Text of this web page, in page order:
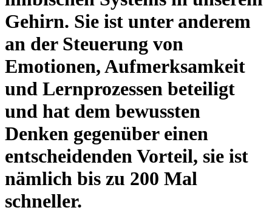
Gehirn. Sie ist unter anderem
an der Steuerung von
Emotionen, Aufmerksamkeit
und Lernprozessen beteiligt
und hat dem bewussten
Denken gegenüber einen
entscheidenden Vorteil, sie ist
nämlich bis zu 200 Mal
schneller.